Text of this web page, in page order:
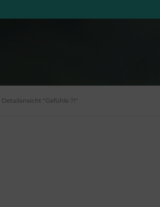
Detailansicht "Gefühle ?!"